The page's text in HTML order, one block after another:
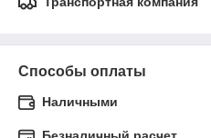
Способы оплаты
Наличными